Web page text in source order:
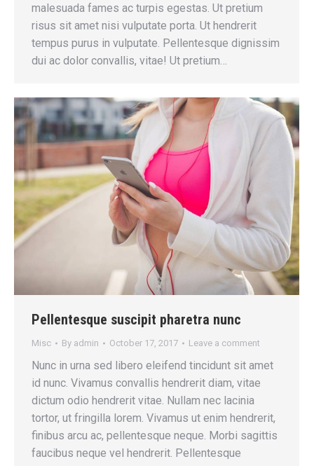
malesuada fames ac turpis egestas. Ut pretium
risus sit amet nisi vulputate porta. Ut hendrerit
tempus purus in vulputate. Pellentesque dignissim
dui ac dolor convallis, vitae! Ut pretium…
Pellentesque suscipit pharetra nunc
Misc By admin October 17, 2017 Leave a comment
Nunc in urna sed libero eleifend tincidunt sit amet
id nunc. Vivamus convallis hendrerit diam, vitae
dictum odio hendrerit vitae. Nullam nec lacinia
tortor, ut fringilla lorem. Vivamus ut enim hendrerit,
finibus arcu ac, pellentesque neque. Morbi sagittis
faucibus neque vel hendrerit. Pellentesque